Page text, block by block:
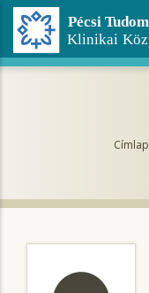
Ugrás
tartalomra
Címlap